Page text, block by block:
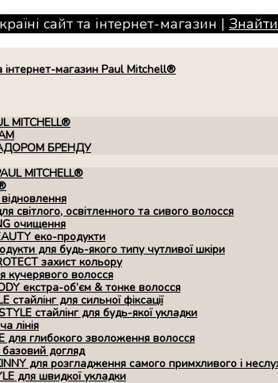
сайт та інтернет-магазин |
MITCHELL®
БРЕНДУ
MITCHELL®
світлого, освітленного та сивого волосся
очищення
еко-продукти
для будь-якого типу чутливої шкіри
захист кольору
кучерявого волосся
екстра-об’єм & тонке волосся
стайлінг для сильної фіксації
стайлінг для будь-якої укладки
лінія
для глибокого зволоження волосся
базовий догляд
для розгладження самого примхливого і
для швидкої укладки